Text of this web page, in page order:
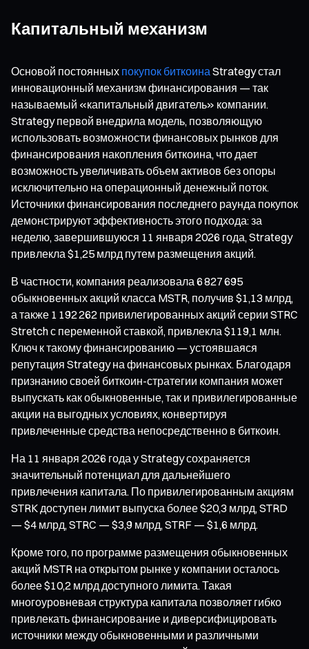
Капитальный механизм
Основой постоянных покупок биткоина Strategy стал
инновационный механизм финансирования — так
называемый «капитальный двигатель» компании.
Strategy первой внедрила модель, позволяющую
использовать возможности финансовых рынков для
финансирования накопления биткоина, что дает
возможность увеличивать объем активов без опоры
исключительно на операционный денежный поток.
Источники финансирования последнего раунда покупок
демонстрируют эффективность этого подхода: за
неделю, завершившуюся 11 января 2026 года, Strategy
привлекла $1,25 млрд путем размещения акций.
В частности, компания реализовала 6 827 695
обыкновенных акций класса MSTR, получив $1,13 млрд,
а также 1 192 262 привилегированных акций серии STRC
Stretch с переменной ставкой, привлекла $119,1 млн.
Ключ к такому финансированию — устоявшаяся
репутация Strategy на финансовых рынках. Благодаря
признанию своей биткоин-стратегии компания может
выпускать как обыкновенные, так и привилегированные
акции на выгодных условиях, конвертируя
привлеченные средства непосредственно в биткоин.
На 11 января 2026 года у Strategy сохраняется
значительный потенциал для дальнейшего
привлечения капитала. По привилегированным акциям
STRK доступен лимит выпуска более $20,3 млрд, STRD
— $4 млрд, STRC — $3,9 млрд, STRF — $1,6 млрд.
Кроме того, по программе размещения обыкновенных
акций MSTR на открытом рынке у компании осталось
более $10,2 млрд доступного лимита. Такая
многоуровневая структура капитала позволяет гибко
привлекать финансирование и диверсифицировать
источники между обыкновенными и различными